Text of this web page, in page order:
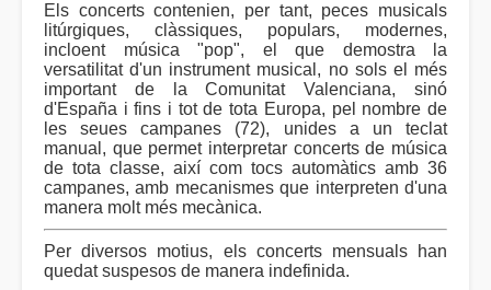
Els concerts contenien, per tant, peces musicals
litúrgiques, clàssiques, populars, modernes,
incloent música "pop", el que demostra la
versatilitat d'un instrument musical, no sols el més
important de la Comunitat Valenciana, sinó
d'España i fins i tot de tota Europa, pel nombre de
les seues campanes (72), unides a un teclat
manual, que permet interpretar concerts de música
de tota classe, així com tocs automàtics amb 36
campanes, amb mecanismes que interpreten d'una
manera molt més mecànica.
Per diversos motius, els concerts mensuals han
quedat suspesos de manera indefinida.